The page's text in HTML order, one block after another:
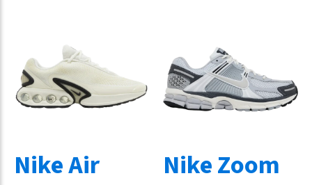
Nike Air
Nike Zoom